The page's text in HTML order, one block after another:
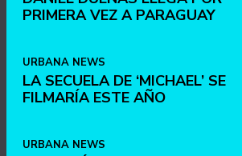
PRIMERA VEZ A PARAGUAY
URBANA NEWS
LA SECUELA DE ‘MICHAEL’ SE
FILMARÍA ESTE AÑO
URBANA NEWS